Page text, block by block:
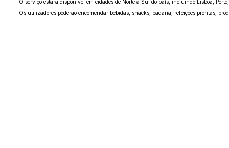
O serviço estará disponível em cidades de Norte a Sul do país, incluindo Lisboa,
Os utilizadores poderão encomendar bebidas, snacks, padaria, refeições prontas,